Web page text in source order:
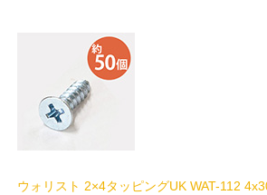
ウォリスト 2×4タッピングUK WAT-112